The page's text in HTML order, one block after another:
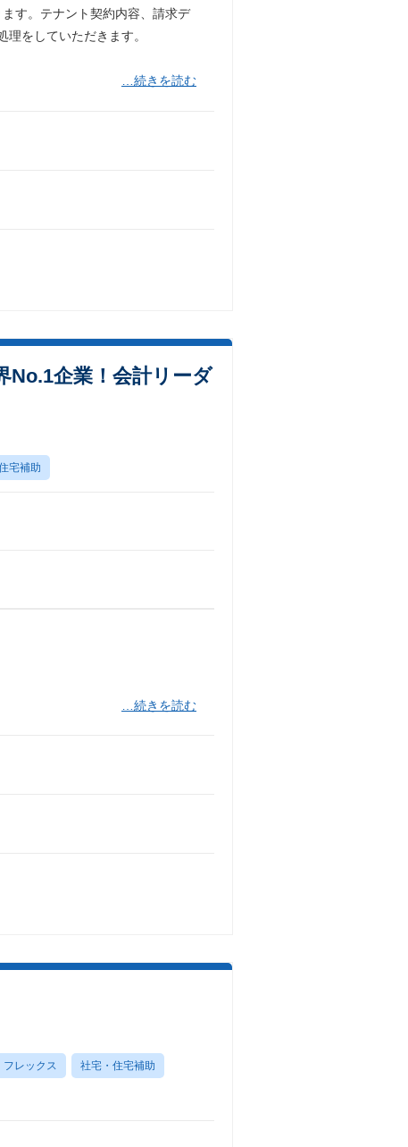
す。テナント契約内容、請求デ
をしていただきます。
…続きを読む
No.1企業！会計リーダ
宅補助
…続きを読む
フレックス 社宅・住宅補助